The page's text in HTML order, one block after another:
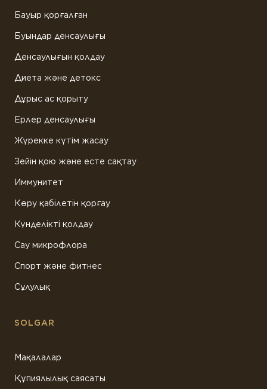
Бауыр қорғалған
Буындар денсаулығы
Денсаулығын қолдау
Диета және детокс
Дұрыс ас қорыту
Ерлер денсаулығы
Жүрекке күтім жасау
Зейін қою және есте сақтау
Иммунитет
Көру қабілетін қорғау
Күнделікті қолдау
Сау микрофлора
Спорт және фитнес
Сұлулық
SOLGAR
Мақалалар
Құпиялылық саясаты